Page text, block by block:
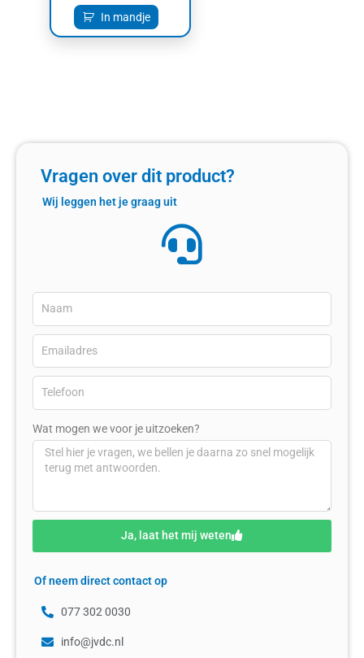
In mandje
Vragen over dit product?
Wij leggen het je graag uit
Wat mogen we voor je uitzoeken?
Ja, laat het mij weten
Of neem direct contact op
077 302 0030
info@jvdc.nl